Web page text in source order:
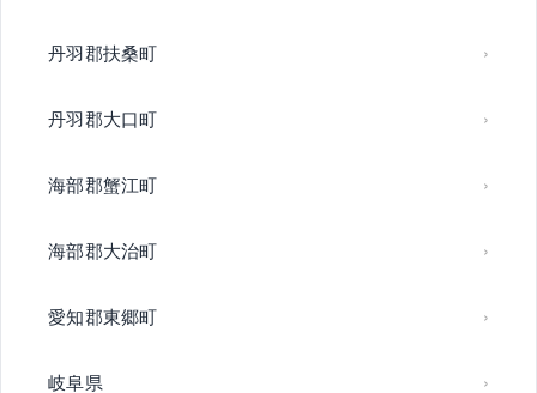
丹羽郡扶桑町
丹羽郡大口町
海部郡蟹江町
海部郡大治町
愛知郡東郷町
岐阜県